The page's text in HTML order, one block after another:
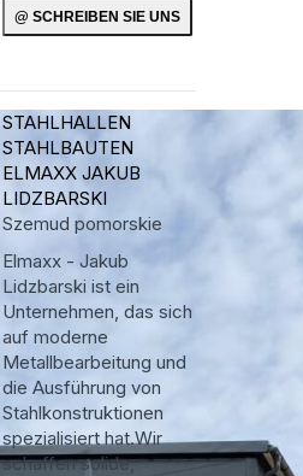
STAHLHALLEN
STAHLBAUTEN
ELMAXX JAKUB
LIDZBARSKI
Szemud pomorskie
Elmaxx - Jakub
Lidzbarski ist ein
Unternehmen, das sich
auf moderne
Metallbearbeitung und
die Ausführung von
Stahlkonstruktionen
spezialisiert hat.Wir
schaffen solide,